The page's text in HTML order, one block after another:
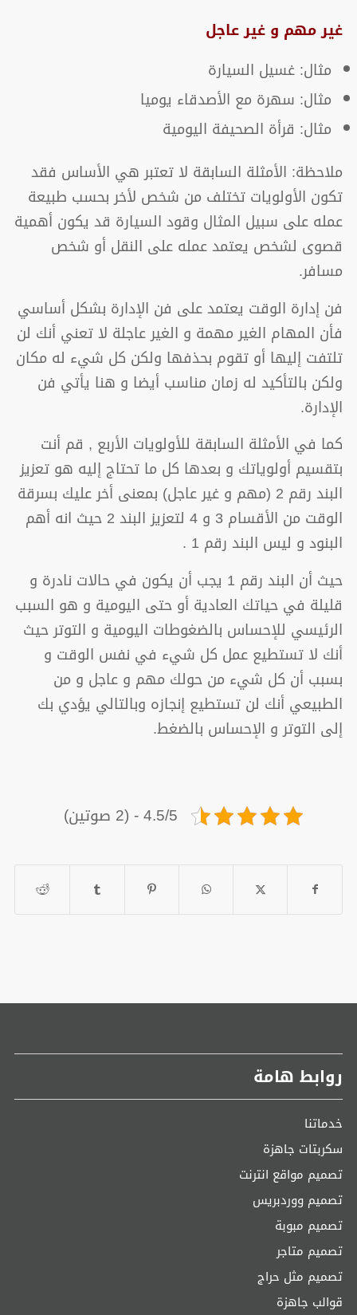
غير مهم و غير عاجل
مثال: غسيل السيارة
مثال: سهرة مع الأصدقاء يوميا
مثال: قرأة الصحيفة اليومية
ملاحظة: الأمثلة السابقة لا تعتبر هي الأساس فقد
تكون الأولويات تختلف من شخص لأخر بحسب طبيعة
عمله على سبيل المثال وقود السيارة قد يكون أهمية
قصوى لشخص يعتمد عمله على النقل أو شخص
مسافر.
فن إدارة الوقت يعتمد على فن الإدارة بشكل أساسي
فأن المهام الغير مهمة و الغير عاجلة لا تعني أنك لن
تلتفت إليها أو تقوم بحذفها ولكن كل شيء له مكان
ولكن بالتأكيد له زمان مناسب أيضا و هنا يأتي فن
الإدارة.
كما في الأمثلة السابقة للأولويات الأربع , قم أنت
بتقسيم أولوياتك و بعدها كل ما تحتاج إليه هو تعزيز
البند رقم 2 (مهم و غير عاجل) بمعنى أخر عليك بسرقة
الوقت من الأقسام 3 و 4 لتعزيز البند 2 حيث انه أهم
البنود و ليس البند رقم 1 .
حيث أن البند رقم 1 يجب أن يكون في حالات نادرة و
قليلة في حياتك العادية أو حتى اليومية و هو السبب
الرئيسي للإحساس بالضغوطات اليومية و التوتر حيث
أنك لا تستطيع عمل كل شيء في نفس الوقت و
بسبب أن كل شيء من حولك مهم و عاجل و من
الطبيعي أنك لن تستطيع إنجازه وبالتالي يؤدي بك
إلى التوتر و الإحساس بالضغط.
4.5/5 - (2 صوتين)
روابط هامة
خدماتنا
سكربتات جاهزة
تصميم مواقع انترنت
تصميم ووردبريس
تصميم مبوبة
تصميم متاجر
تصميم مثل حراج
قوالب جاهزة